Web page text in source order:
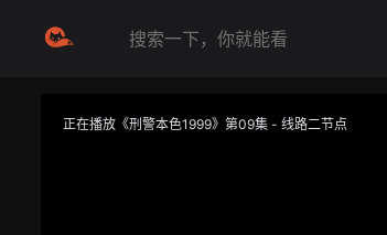
正在播放《刑警本色1999》第09集 - 线路二节点